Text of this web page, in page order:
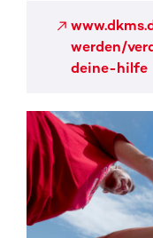
werden/
deine-hilfe